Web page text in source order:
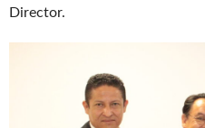
Director.